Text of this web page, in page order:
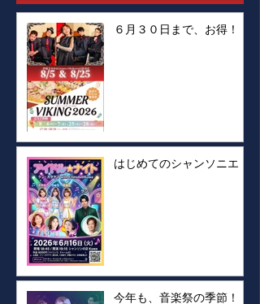
６月３０日まで、お得！！
はじめてのシャンソニエ！
今年も、音楽祭の季節！